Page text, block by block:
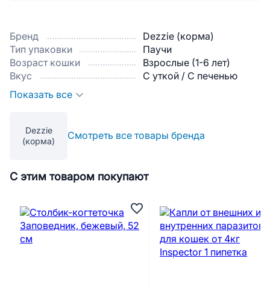
Бренд
Dezzie (корма)
Тип упаковки
Паучи
Возраст кошки
Взрослые (1-6 лет)
Вкус
С уткой / С печенью
Показать все
Dezzie
(корма)
Смотреть все товары бренда
С этим товаром покупают